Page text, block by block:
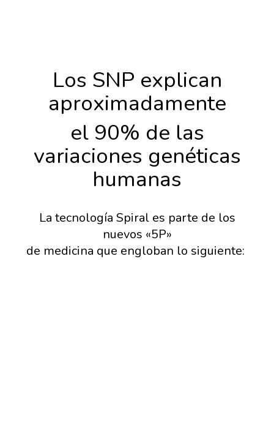
Los SNP explican
aproximadamente
el 90% de las
variaciones genéticas
humanas
La tecnología Spiral es parte de los
nuevos «5P»
de medicina que engloban lo siguiente: